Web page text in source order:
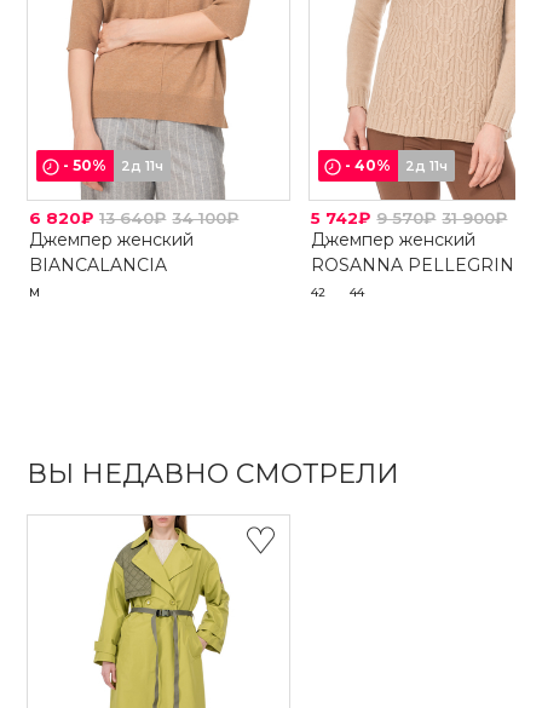
-50% 2д 11ч
6 820₽ 13 640₽ 34 100₽
Джемпер женский
BIANCALANCIA
M
-40% 2д 11ч
5 742₽ 9 570₽ 31 900₽
Джемпер женский
ROSANNA PELLEGRINI
42 44
ВЫ НЕДАВНО СМОТРЕЛИ